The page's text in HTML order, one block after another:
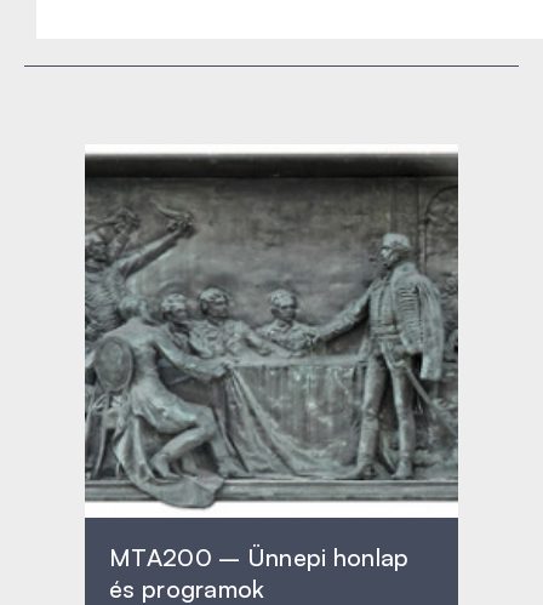
MTA200 – Ünnepi honlap
és programok